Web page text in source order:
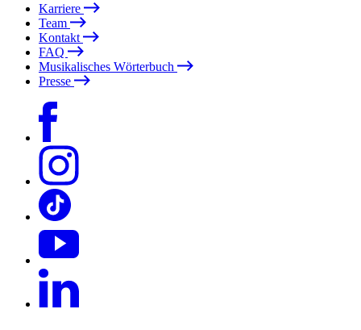
Karriere
Team
Kontakt
FAQ
Musikalisches Wörterbuch
Presse